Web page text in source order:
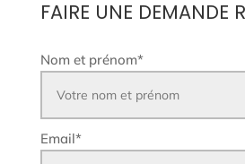
FAIRE UNE DEMANDE
Nom et prénom*
Email*